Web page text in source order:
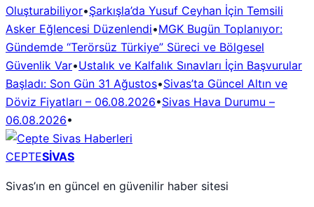
Oluşturabiliyor•Şarkışla’da Yusuf Ceyhan İçin Temsili
Asker Eğlencesi Düzenlendi•MGK Bugün Toplanıyor:
Gündemde “Terörsüz Türkiye” Süreci ve Bölgesel
Güvenlik Var•Ustalık ve Kalfalık Sınavları İçin Başvurular
Başladı: Son Gün 31 Ağustos•Sivas’ta Güncel Altın ve
Döviz Fiyatları – 06.08.2026•Sivas Hava Durumu –
06.08.2026•
CEPTESİVAS
Sivas’ın en güncel en güvenilir haber sitesi